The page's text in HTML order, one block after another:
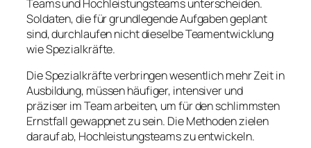
Teams und Hochleistungsteams unterscheiden.
Soldaten, die für grundlegende Aufgaben geplant
sind, durchlaufen nicht dieselbe Teamentwicklung
wie Spezialkräfte.
Die Spezialkräfte verbringen wesentlich mehr Zeit in
Ausbildung, müssen häufiger, intensiver und
präziser im Team arbeiten, um für den schlimmsten
Ernstfall gewappnet zu sein. Die Methoden zielen
darauf ab, Hochleistungsteams zu entwickeln.